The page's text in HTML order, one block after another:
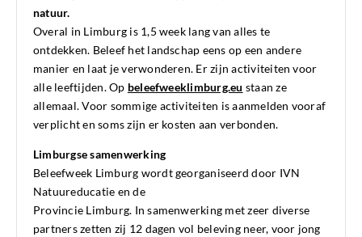
natuur.
Overal in Limburg is 1,5 week lang van alles te
ontdekken. Beleef het landschap eens op een andere
manier en laat je verwonderen. Er zijn activiteiten voor
alle leeftijden. Op beleefweeklimburg.eu staan ze
allemaal. Voor sommige activiteiten is aanmelden vooraf
verplicht en soms zijn er kosten aan verbonden.
Limburgse samenwerking
Beleefweek Limburg wordt georganiseerd door IVN
Natuureducatie en de
Provincie Limburg. In samenwerking met zeer diverse
partners zetten zij 12 dagen vol beleving neer, voor jong